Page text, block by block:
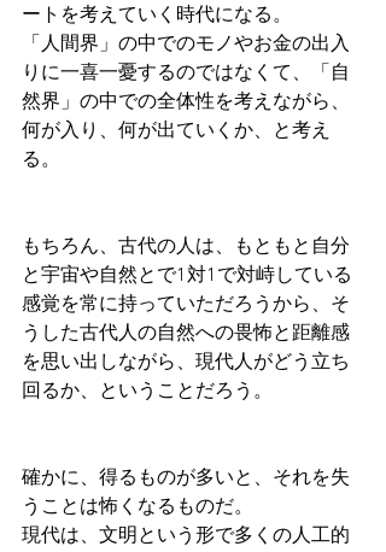
ートを考えていく時代になる。
「人間界」の中でのモノやお金の出入
りに一喜一憂するのではなくて、「自
然界」の中での全体性を考えながら、
何が入り、何が出ていくか、と考え
る。
もちろん、古代の人は、もともと自分
と宇宙や自然とで1対1で対峙している
感覚を常に持っていただろうから、そ
うした古代人の自然への畏怖と距離感
を思い出しながら、現代人がどう立ち
回るか、ということだろう。
確かに、得るものが多いと、それを失
うことは怖くなるものだ。
現代は、文明という形で多くの人工的